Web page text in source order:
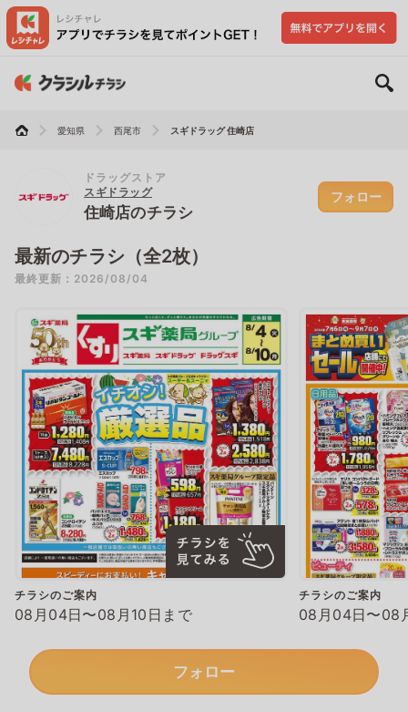
愛知県 西尾市 スギドラッグ 住崎店
ドラッグストア
スギドラッグ
住崎店のチラシ
フォロー
最新のチラシ（全2枚）
最終更新：2026/08/04
チラシのご案内
08月04日〜08月10日まで
チラシのご案内
08月04日〜08
フォロー